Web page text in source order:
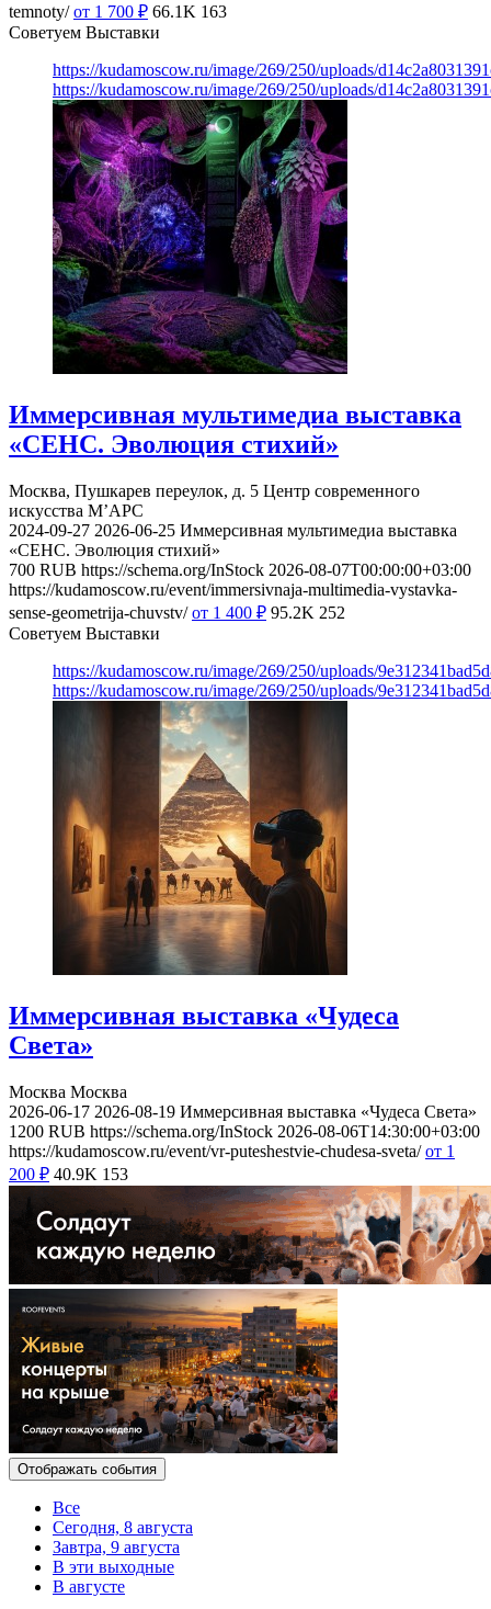
temnoty/ от 1 700 ₽ 66.1K 163
Советуем Выставки
https://kudamoscow.ru/image/269/250/uploads/
https://kudamoscow.ru/image/269/250/uploads/
Иммерсивная мультимедиа выставка
«СЕНС. Эволюция стихий»
Москва, Пушкарев переулок, д. 5 Центр современного
искусства М’АРС
2024-09-27 2026-06-25 Иммерсивная мультимедиа выставка
«СЕНС. Эволюция стихий»
700 RUB https://schema.org/InStock 2026-08-07T00:00:00+03:00
https://kudamoscow.ru/event/immersivnaja-multimedia-vystavka-
sense-geometrija-chuvstv/ от 1 400 ₽ 95.2K 252
Советуем Выставки
https://kudamoscow.ru/image/269/250/uploads/
https://kudamoscow.ru/image/269/250/uploads/
Иммерсивная выставка «Чудеса
Света»
Москва Москва
2026-06-17 2026-08-19 Иммерсивная выставка «Чудеса Света»
1200 RUB https://schema.org/InStock 2026-08-06T14:30:00+03:00
https://kudamoscow.ru/event/vr-puteshestvie-chudesa-sveta/ от 1
200 ₽ 40.9K 153
Отображать события
Все
Сегодня, 8 августа
Завтра, 9 августа
В эти выходные
В августе